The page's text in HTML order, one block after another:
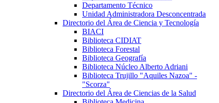
Departamento Técnico
Unidad Administradora Desconcentrada
Directorio del Área de Ciencia y Tecnología
BIACI
Biblioteca CIDIAT
Biblioteca Forestal
Biblioteca Geografía
Biblioteca Núcleo Alberto Adriani
Biblioteca Trujillo "Aquiles Nazoa" -
"Scorza"
Directorio del Área de Ciencias de la Salud